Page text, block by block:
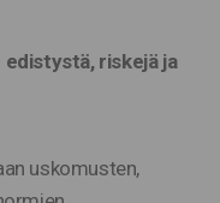
edistystä, riskejä ja
uskomusten,